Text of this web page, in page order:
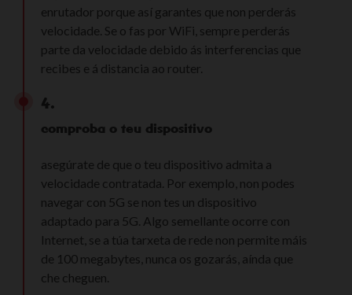
enrutador porque así garantes que non perderás
velocidade. Se o fas por WiFi, sempre perderás
parte da velocidade debido ás interferencias que
recibes e á distancia ao router.
4.
comproba o teu dispositivo
asegúrate de que o teu dispositivo admita a
velocidade contratada. Por exemplo, non podes
navegar con 5G se non tes un dispositivo
adaptado para 5G. Algo semellante ocorre con
Internet, se a túa tarxeta de rede non permite máis
de 100 megabytes, nunca os gozarás, aínda que
che cheguen.